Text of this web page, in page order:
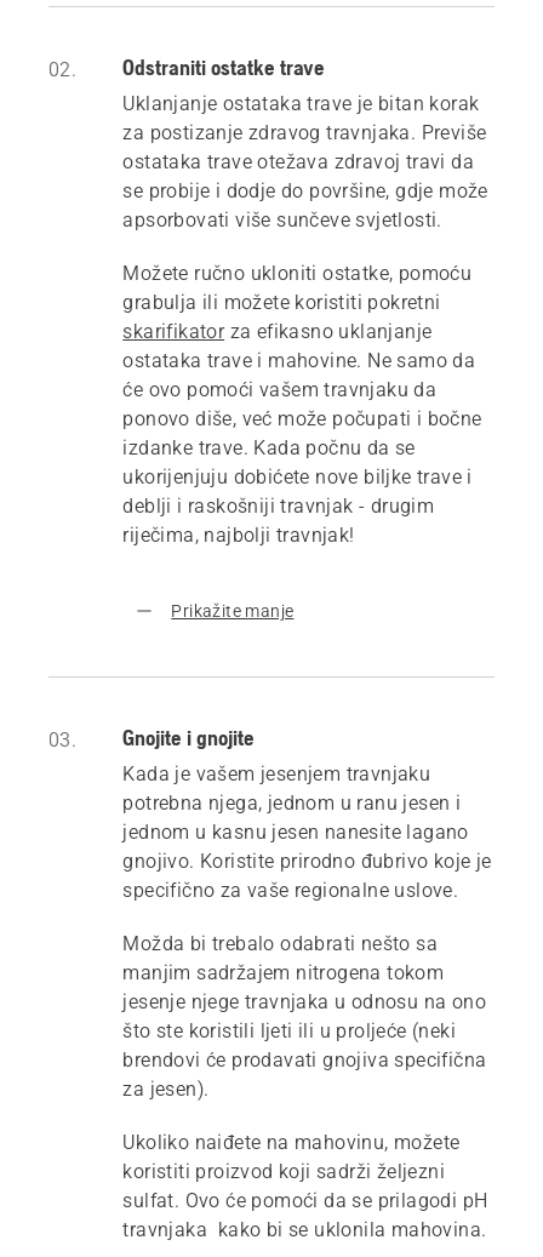
02. Odstraniti ostatke trave
Uklanjanje ostataka trave je bitan korak
za postizanje zdravog travnjaka. Previše
ostataka trave otežava zdravoj travi da
se probije i dodje do površine, gdje može
apsorbovati više sunčeve svjetlosti.
Možete ručno ukloniti ostatke, pomoću
grabulja ili možete koristiti pokretni
skarifikatorza efikasno uklanjanje
ostataka trave i mahovine. Ne samo da
će ovo pomoći vašem travnjaku da
ponovo diše, već može počupati i bočne
izdanke trave. Kada počnu da se
ukorijenjuju dobićete nove biljke trave i
deblji i raskošniji travnjak - drugim
riječima, najbolji travnjak!
Prikažite manje
03. Gnojite i gnojite
Kada je vašem jesenjem travnjaku
potrebna njega, jednom u ranu jesen i
jednom u kasnu jesen nanesite lagano
gnojivo. Koristite prirodno đubrivo koje je
specifično za vaše regionalne uslove.
Možda bi trebalo odabrati nešto sa
manjim sadržajem nitrogena tokom
jesenje njege travnjaka u odnosu na ono
što ste koristili ljeti ili u proljeće (neki
brendovi će prodavati gnojiva specifična
za jesen).
Ukoliko naiđete na mahovinu, možete
koristiti proizvod koji sadrži željezni
sulfat. Ovo će pomoći da se prilagodi pH
travnjaka kako bi se uklonila mahovina.